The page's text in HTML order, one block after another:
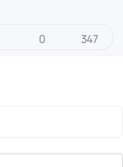
0 347